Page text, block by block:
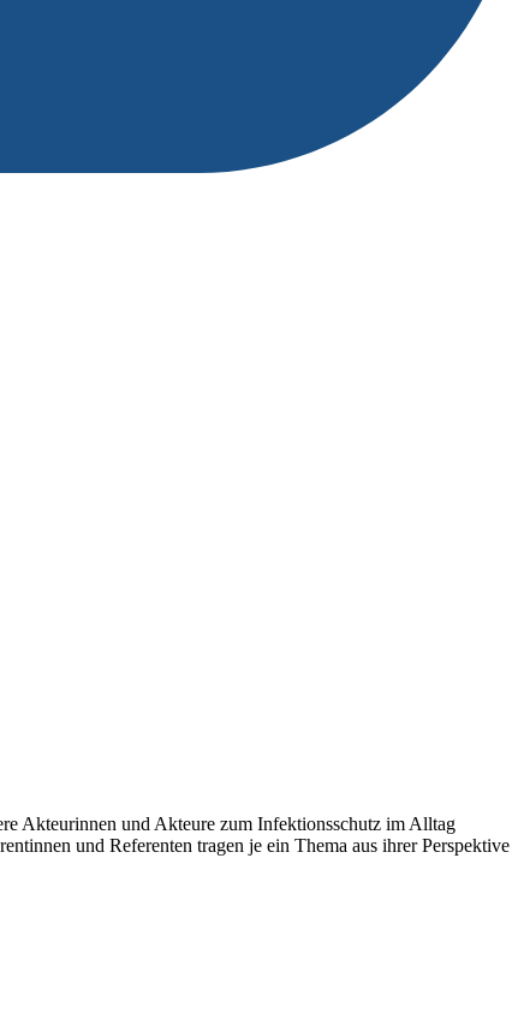
Akteurinnen und Akteure zum Infektionsschutz im Alltag
und Referenten tragen je ein Thema aus ihrer Perspektive